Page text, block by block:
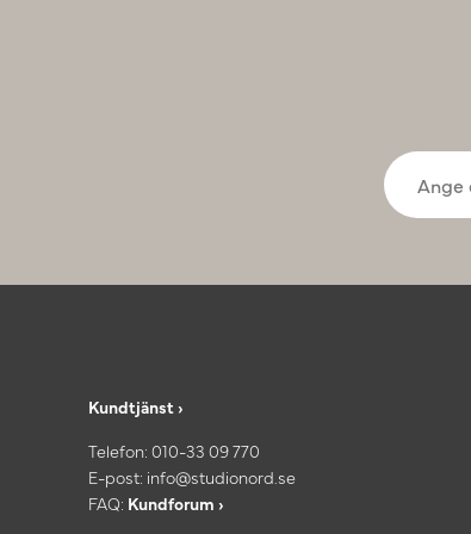
Kundtjänst ›
Telefon:010-33 09 770
E-post: info@studionord.se
FAQ: Kundforum ›